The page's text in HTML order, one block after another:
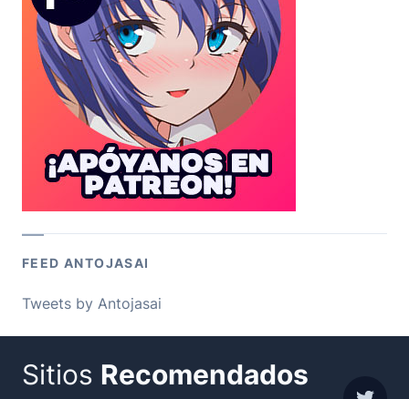
FEED ANTOJASAI
Tweets by Antojasai
Sitios Recomendados